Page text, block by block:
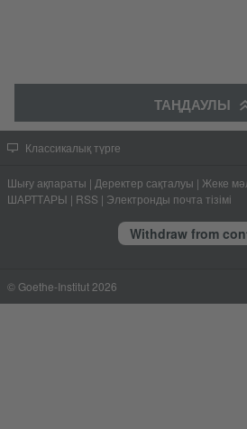
ТАҢДАУЛЫ
Классикалық түрге
Шығу ақпараты | Деректер сақталуы | Жеке
ШАРТТАРЫ | RSS | Электронды почта тізімі
Withdraw from
© Goethe-Institut 2026